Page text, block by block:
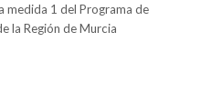
medida 1 del Programa de
la Región de Murcia